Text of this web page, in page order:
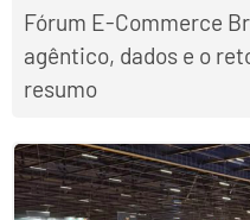
Fórum E-Commerce
agêntico, dados e o
resumo